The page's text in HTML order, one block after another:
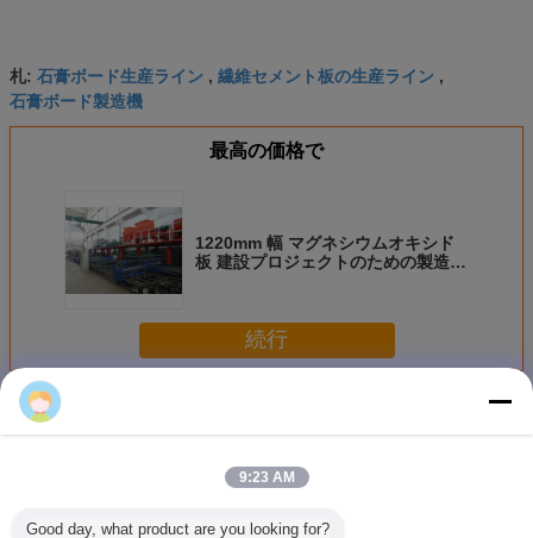
札: 石膏ボード生産ライン , 繊維セメント板の生産ライン ,
石膏ボード製造機
最高の価格で
1220mm 幅 マグネシウムオキシド
板 建設プロジェクトのための製造機
続行
多く マグネシウム酸化板の生産ライン
9:23 AM
Good day, what product are you looking for?